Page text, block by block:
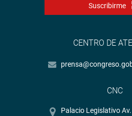
Suscribirme
CENTRO DE
CNC
Palacio Legislativo